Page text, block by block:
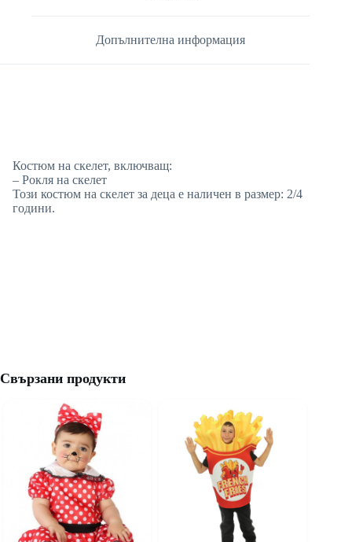
Допълнителна информация
Костюм на скелет, включващ:
– Рокля на скелет
Този костюм на скелет за деца е наличен в размер: 2/4
години.
Свързани продукти